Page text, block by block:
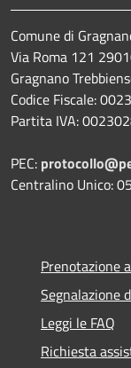
Comune di
Via Roma 121
Gragnano
Codice Fiscale:
Partita IVA:
PEC:
Centralino Unico:
Prenotazione
Segnalazione
Leggi le FAQ
Richiesta